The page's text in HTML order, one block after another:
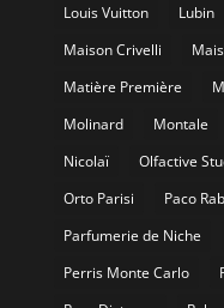
Louis Vuitton
Lubin
Maison Crivelli
Matière Première
Molinard
Montale
Nicolaï
Olfactive
Orto Parisi
Paco
Parfumerie de Niche
Perris Monte Carlo